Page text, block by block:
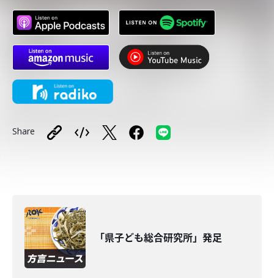
Share
「県子ども総合研究所」発足